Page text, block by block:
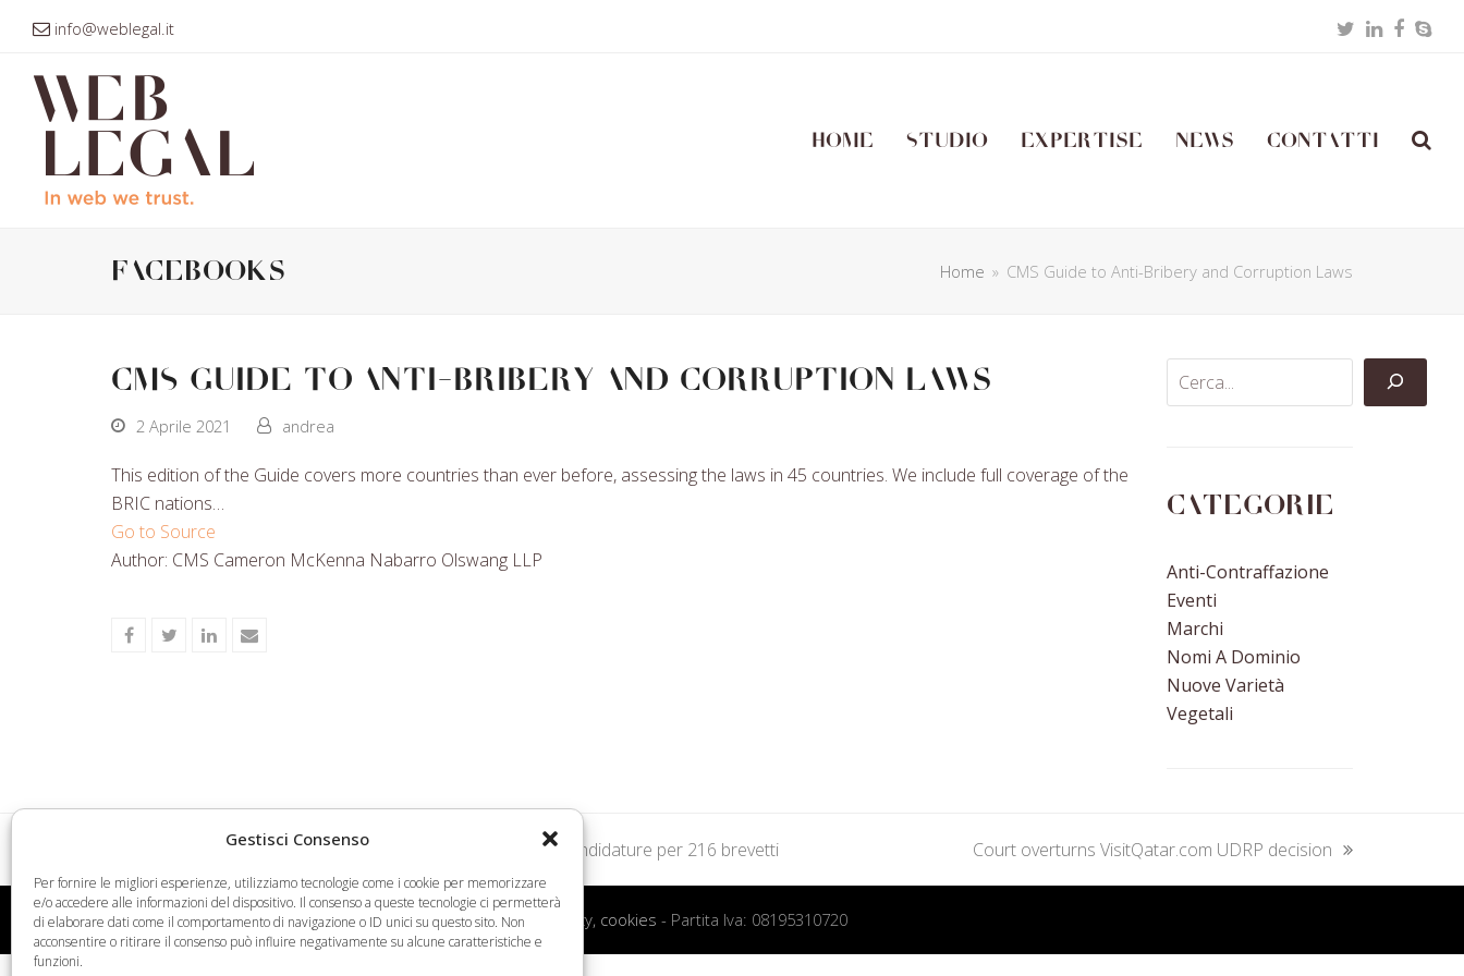
Gestisci Consenso
Per fornire le migliori esperienze, utilizziamo tecnologie come i cookie per memorizzare
e/o accedere alle informazioni del dispositivo. Il consenso a queste tecnologie ci permetterà
di elaborare dati come il comportamento di navigazione o ID unici su questo sito. Non
acconsentire o ritirare il consenso può influire negativamente su alcune caratteristiche e
funzioni.
info@weblegal.it TwitterLinkedIn
Home Studio Expertise News Contatti
facebooks Home » CMS Guide to Anti-Bribery and Corruption Laws
CMS Guide to Anti-Bribery and Corruption Laws
2 Aprile 2021 andrea
This edition of the Guide covers more countries than ever before, assessing the laws in 45 countries. We include full coverage of the
BRIC nations…
Go to Source
Author: CMS Cameron McKenna Nabarro Olswang LLP
ShareShareShareShare
Categorie
Anti-Contraffazione
Eventi
Marchi
Nomi A Dominio
Nuove Varietà
Vegetali
post:
“Intellectual Property Award” (IPA 2021): presentate 38 candidature per 216 brevetti
next
post:
Court overturns VisitQatar.com UDRP decision
Web Legal © 2026 - Tutti i diritti riservati - Condizioni d’uso, privacy, cookies - Partita Iva: 08195310720